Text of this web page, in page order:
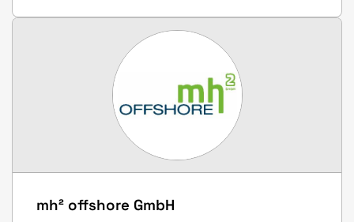
mh² offshore GmbH